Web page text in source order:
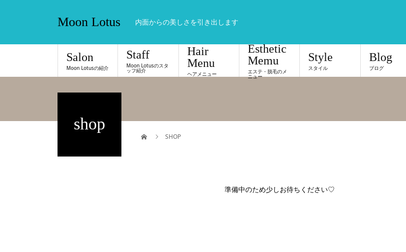
Moon Lotus 内面からの美しさを引き出します
Salon
Moon Lotusの紹介
Staff
Moon Lotusのスタ
ッフ紹介
Hair
Menu
ヘアメニュー
Esthetic
Memu
エステ・脱毛のメ
ニュー
Style
スタイル
Blog
ブログ
shop
SHOP
準備中のため少しお待ちください♡